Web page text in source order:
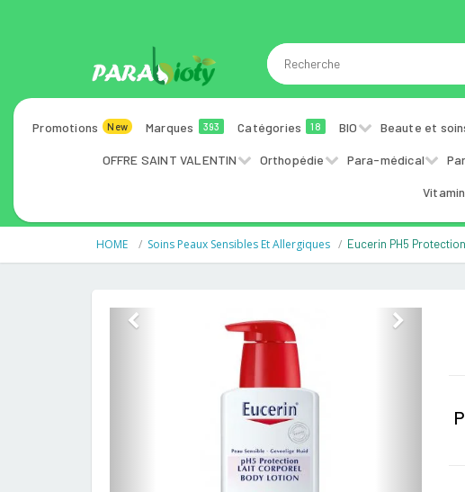
Promotions New Marques 393 Catégories 18 BIO Beaute et
OFFRE SAINT VALENTIN Orthopédie Para-médical
HOME Soins Peaux Sensibles Et Allergiques Eucerin PH5
Previous